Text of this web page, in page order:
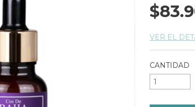
VER EL
CANTIDAD